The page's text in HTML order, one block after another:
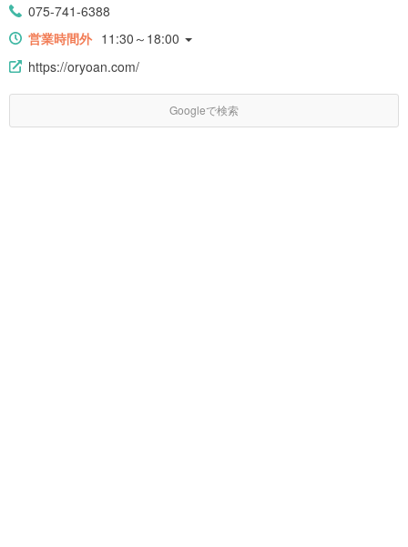
075-741-6388
営業時間外 11:30～18:00
https://oryoan.com/
Googleで検索